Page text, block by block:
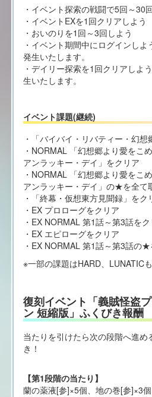
・イベント探索の戦闘で5回～30
・イベントEXを1回クリアしよう
・おいのりを1回～3回しよう
・イベント期間中にログインし
発生いたします。
・デイリー探索を1回クリアし
生いたします。
イベント課題(継続)
・「バイバイ・リバティー・幻想
・NORMAL 「幻想郷より愛をこ
アンラッキー・デイ」をクリア
・NORMAL 「幻想郷より愛をこ
アンラッキー・デイ」の★を全て
・「終幕・仮想東方見聞録」をク
・EX プロローグをクリア
・EX NORMAL 第1話～第3話を
・EX エピローグをクリア
・EX NORMAL 第1話～第3話の★
※一部の課題はHARD、LUNATICも
復刻イベント「義賊怪盗
ン 短縮版」ふくびき報酬
当たりを引けたら次の段階へ進
き！
【第1段階の当たり】
蘭の薬液[参]×5個、地の巻[参]×3